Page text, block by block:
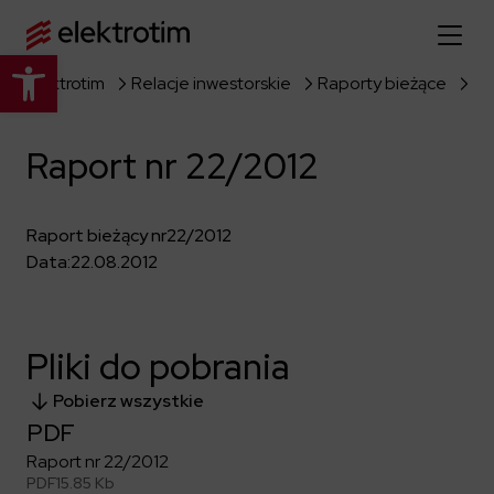
Otwórz pasek narzędzi
Strona główna
O nas
O firmie
Historia
Grupa kapitałowa
Portfolio
Dokumenty firmowe
Certyfikaty
Oferta
Elektroenergetyka
Resorty obronne
Przemysł
Infrastruktura użyteczności publicznej
Relacje inwestorskie
Dowiedz się więcej
Raporty
Kariera
Dowiedz się więcej
Elektrotim Relacje inwestorskie Raporty bieżące
Raport nr 22/2012
Raport bieżący nr22/2012
Data:22.08.2012
Pliki do pobrania
Pobierz wszystkie
PDF
Raport nr 22/2012
PDF15.85 Kb